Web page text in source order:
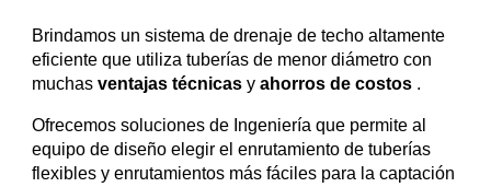
Brindamos un sistema de drenaje de techo altamente
eficiente que utiliza tuberías de menor diámetro con
muchasventajas técnicas yahorros de costos .
Ofrecemos soluciones de Ingeniería que permite al
equipo de diseño elegir el enrutamiento de tuberías
flexibles y enrutamientos más fáciles para la captación